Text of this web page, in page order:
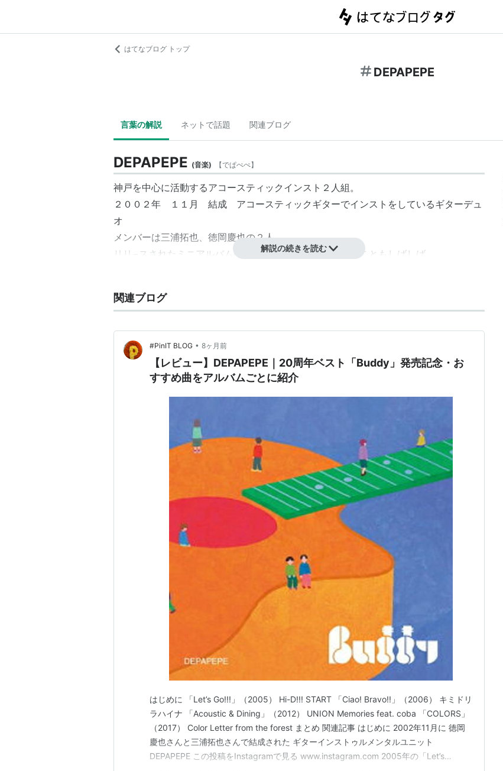
はてなブログ トップ
DEPAPEPE
言葉の解説 ネットで話題 関連ブログ
DEPAPEPE (音楽) 【でぱぺぺ】
神戸を中心に活動するアコースティックインスト２人組。
２００２年 １１月 結成 アコースティックギターでインストをしているギターデュ
オ
メンバーは三浦拓也、徳岡慶也の２人。
リリ−スされたミニアルバムの曲がTV番組等に使用されることもしばしば。
amazon:DEPAPEPE
「ACOUSTIC FRIENDS」
「Sky!Sky!Sky!」ASIN:B0002LHWN0
「Passion Of Gradation」ASIN:B0006FGXDC
「Let’s Go!!!」（2005年5月）ASIN:B00092QU5I
「SUMMER PARADE」（2005年7月20日）
解説の続きを読む
関連ブログ
#PinIT BLOG • 8ヶ月前
【レビュー】DEPAPEPE｜20周年ベスト「Buddy」発売記念・お
すすめ曲をアルバムごとに紹介
はじめに 「Let’s Go!!!」（2005） Hi-D!!! START 「Ciao! Bravo!!」（2006） キミドリ
ラハイナ 「Acoustic & Dining」（2012） UNION Memories feat. coba 「COLORS」
（2017） Color Letter from the forest まとめ 関連記事 はじめに 2002年11月に 徳岡
慶也さんと三浦拓也さんで結成された ギターインストゥルメンタルユニット
DEPAPEPE この投稿をInstagramで見る www.instagram.com 2005年の「Let’s